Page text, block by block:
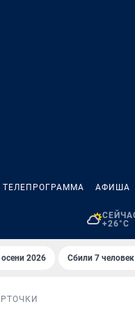
ТЕЛЕПРОГРАММА АФИША
+26°C
2026 Сбили 7